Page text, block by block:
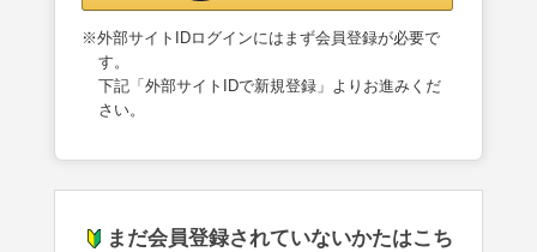
※外部サイトIDログインにはまず会員登録が必要で
す。
下記「外部サイトIDで新規登録」よりお進みくだ
さい。
まだ会員登録されていないかたはこち